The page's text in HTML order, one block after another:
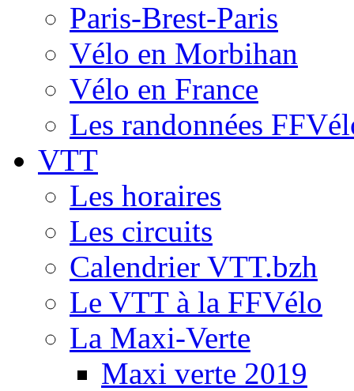
Paris-Brest-Paris
Vélo en Morbihan
Vélo en France
Les randonnées
VTT
Les horaires
Les circuits
Calendrier VTT.bzh
Le VTT à la FFVélo
La Maxi-Verte
Maxi verte 2019